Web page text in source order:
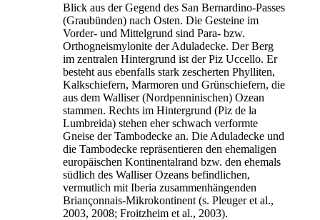
Blick aus der Gegend des San Bernardino-Passes
(Graubünden) nach Osten. Die Gesteine im
Vorder- und Mittelgrund sind Para- bzw.
Orthogneismylonite der Aduladecke. Der Berg
im zentralen Hintergrund ist der Piz Uccello. Er
besteht aus ebenfalls stark zescherten Phylliten,
Kalkschiefern, Marmoren und Grünschiefern, die
aus dem Walliser (Nordpenninischen) Ozean
stammen. Rechts im Hintergrund (Piz de la
Lumbreida) stehen eher schwach verformte
Gneise der Tambodecke an. Die Aduladecke und
die Tambodecke repräsentieren den ehemaligen
europäischen Kontinentalrand bzw. den ehemals
südlich des Walliser Ozeans befindlichen,
vermutlich mit Iberia zusammenhängenden
Briançonnais-Mikrokontinent (s. Pleuger et al.,
2003, 2008; Froitzheim et al., 2003).